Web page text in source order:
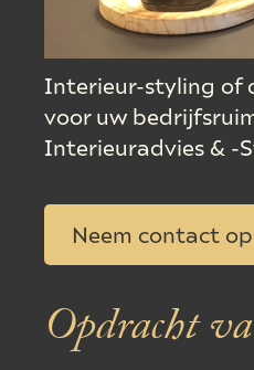
Interieur-styling of
voor uw
Interieuradvies & -
Neem contact op
Opdracht